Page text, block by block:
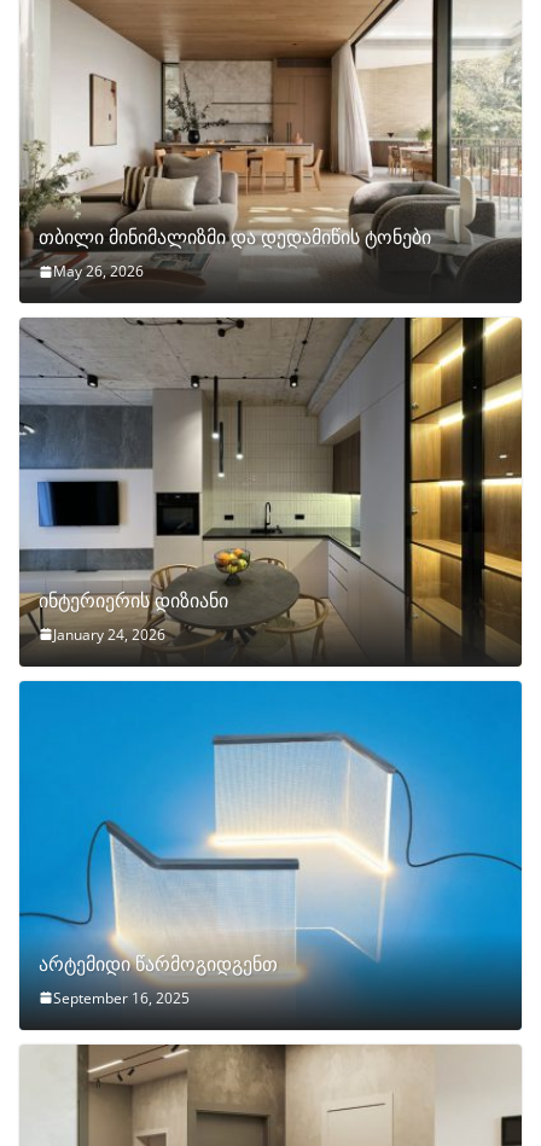
თბილი მინიმალიზმი და დედამიწის ტონები
May 26, 2026
ინტერიერის დიზიანი
January 24, 2026
არტემიდი წარმოგიდგენთ
September 16, 2025